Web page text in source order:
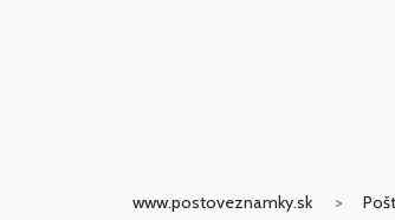
www.postoveznamky.sk